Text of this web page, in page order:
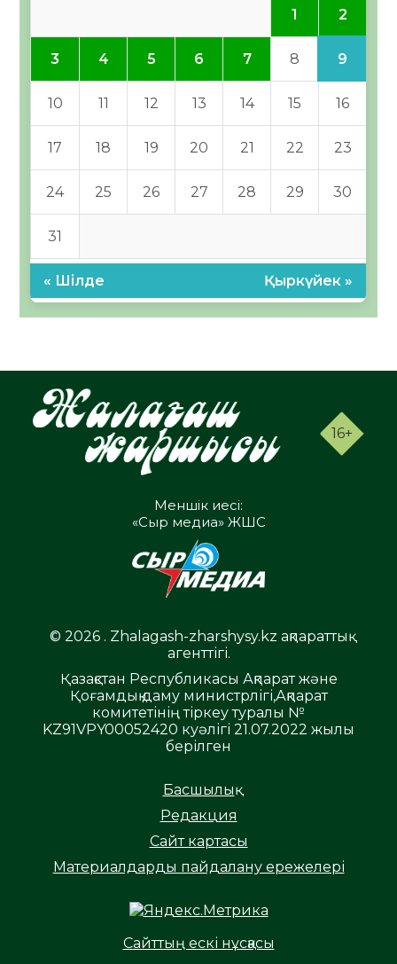
1 2
3 4 5 6 7 8 9
10 11 12 13 14 15 16
17 18 19 20 21 22 23
24 25 26 27 28 29 30
31
« Шілде Қыркүйек »
16+
Меншік иесі:
«Сыр медиа» ЖШС
© 2026 . Zhalagash-zharshysy.kz ақпараттық
агенттігі.
Қазақстан Республикасы Ақпарат және
Қоғамдық даму министрлігі,Ақпарат
комитетінің тіркеу туралы №
KZ91VPY00052420 куәлігі 21.07.2022 жылы
берілген
Басшылық
Редакция
Сайт картасы
Материалдарды пайдалану ережелері
Сайттың ескі нұсқасы